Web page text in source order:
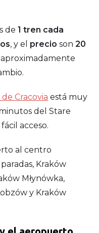
de1 tren cada
, y el precio son20
aproximadamente
Cracovia está muy
del Stare
acceso.
al centro
Kraków
Młynówka,
y Kraków